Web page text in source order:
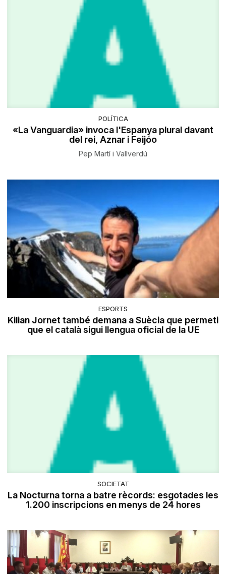
POLÍTICA
«La Vanguardia» invoca l'Espanya plural davant
del rei, Aznar i Feijóo
Pep Martí i Vallverdú
ESPORTS
Kilian Jornet també demana a Suècia que permeti
que el català sigui llengua oficial de la UE
SOCIETAT
La Nocturna torna a batre rècords: esgotades les
1.200 inscripcions en menys de 24 hores